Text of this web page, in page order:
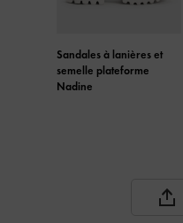
Sandales à lanières et
semelle plateforme
Nadine